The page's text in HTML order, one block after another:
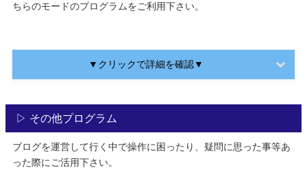
ちらのモードのプログラムをご利用下さい。
▼クリックで詳細を確認▼
▷ その他プログラム
ブログを運営して行く中で操作に困ったり、疑問に思った事等あ
った際にご活用下さい。